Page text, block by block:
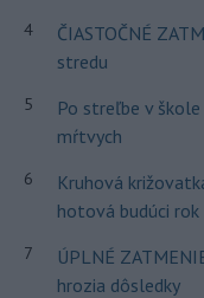
4
ČIASTOČNÉ
stredu
5
Po streľbe v
mŕtvych
6
Kruhová
hotová budúci rok
7
ÚPLNÉ
hrozia dôsledky